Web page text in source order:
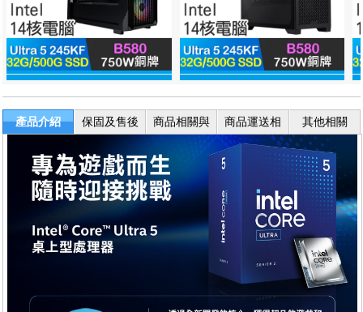
產品介紹
保固及售後
商品相關與
商品運送相
關
其他相關